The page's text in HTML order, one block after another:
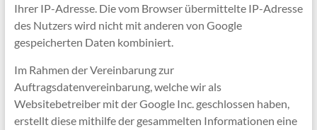
Ihrer IP-Adresse. Die vom Browser übermittelte IP-Adresse
des Nutzers wird nicht mit anderen von Google
gespeicherten Daten kombiniert.
Im Rahmen der Vereinbarung zur
Auftragsdatenvereinbarung, welche wir als
Websitebetreiber mit der Google Inc. geschlossen haben,
erstellt diese mithilfe der gesammelten Informationen eine